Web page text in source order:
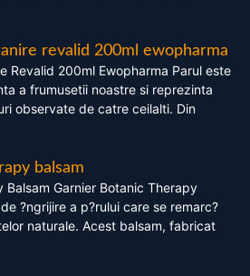
revalid 200ml ewopharma
Revalid 200ml Ewopharma Parul este
a frumusetii noastre si reprezinta
observate de catre ceilalti. Din
balsam
Balsam Garnier Botanic Therapy
?ngrijire a p?rului care se remarc?
naturale. Acest balsam, fabricat